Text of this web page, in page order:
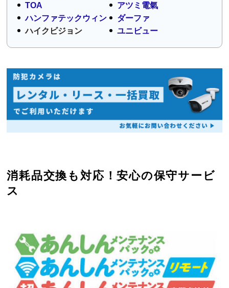
TOA
アツミ電氣
ハンファテックウィン
ダーファ
ハイクビジョン
ユニビュー
消耗品交換も対応！安心の保守サービ
ス